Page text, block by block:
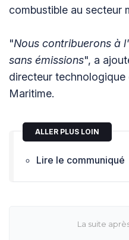
combustible au secteur
"Nous contribuerons à
sans émissions", a
directeur technologique
Maritime.
ALLER PLUS LOIN
Lire le communiqué